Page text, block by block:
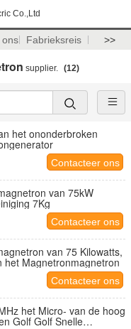
Co.,Ltd
ons Fabrieksreis >>
supplier. (12)
het ononderbroken
Contacteer ons
van 75kW
7Kg
Contacteer ons
van 75 Kilowatts,
het Magnetronmagnetron
Contacteer ons
het Micro- van de hoog
Golf Golf Snelle